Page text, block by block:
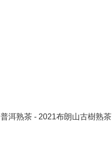
普洱熟茶 - 2021布朗山古樹熟茶